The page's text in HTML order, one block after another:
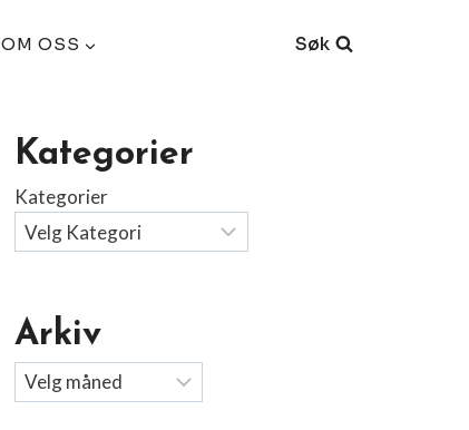
OM OSS Søk
Kategorier
Kategorier
Arkiv
Arkiv